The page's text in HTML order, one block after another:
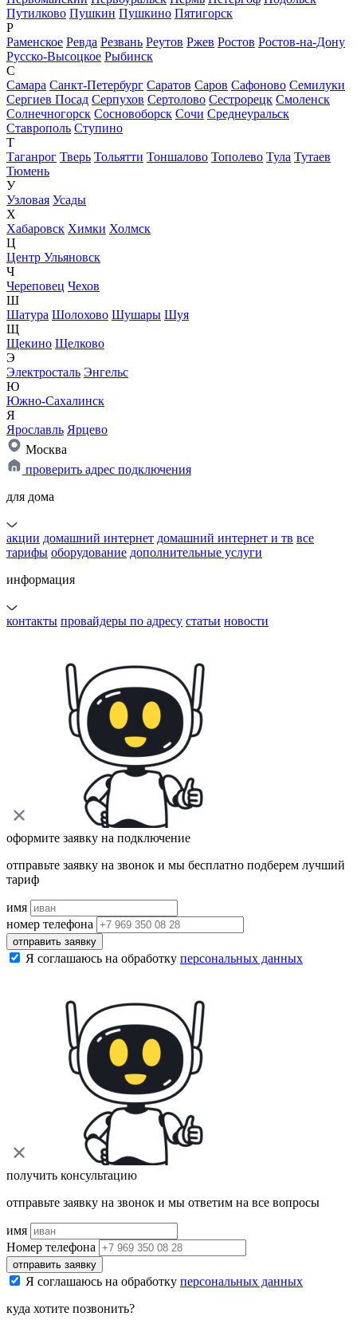
Путилково Пушкин Пушкино Пятигорск
Р
Раменское Ревда Резвань Реутов Ржев Ростов Ростов-на-Дону
Русско-Высоцкое Рыбинск
С
Самара Санкт-Петербург Саратов Саров Сафоново Семилуки
Сергиев Посад Серпухов Сертолово Сестрорецк Смоленск
Солнечногорск Сосновоборск Сочи Среднеуральск
Ставрополь Ступино
Т
Таганрог Тверь Тольятти Тоншалово Тополево Тула Тутаев
Тюмень
У
Узловая Усады
Х
Хабаровск Химки Холмск
Ц
Центр Ульяновск
Ч
Череповец Чехов
Ш
Шатура Шолохово Шушары Шуя
Щ
Щекино Щелково
Э
Электросталь Энгельс
Ю
Южно-Сахалинск
Я
Ярославль Ярцево
Москва
проверить адрес подключения
для дома
акции домашний интернет домашний интернет и тв все
тарифы оборудование дополнительные услуги
информация
контакты провайдеры по адресу статьи новости
оформите заявку на подключение
отправьте заявку на звонок и мы бесплатно подберем лучший
тариф
имя
номер телефона
отправить заявку
Я соглашаюсь на обработку персональных данных
получить консультацию
отправьте заявку на звонок и мы ответим на все вопросы
имя
Номер телефона
отправить заявку
Я соглашаюсь на обработку персональных данных
куда хотите позвонить?